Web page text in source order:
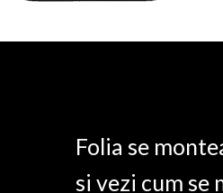
Folia se
si vezi cum se